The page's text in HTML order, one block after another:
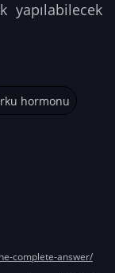
yapılabilecek
hormonu
complete-answer/